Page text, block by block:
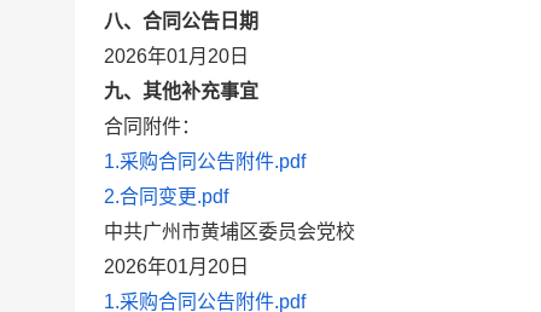
八、合同公告日期
2026年01月20日
九、其他补充事宜
合同附件：
1.采购合同公告附件.pdf
2.合同变更.pdf
中共广州市黄埔区委员会党校
2026年01月20日
1.采购合同公告附件.pdf